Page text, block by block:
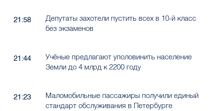
21:58
Депутаты захотели пустить всех в 10-й класс
без экзаменов
21:44
Учёные предлагают уполовинить население
Земли до 4 млрд к 2200 году
21:23
Маломобильные пассажиры получили единый
стандарт обслуживания в Петербурге